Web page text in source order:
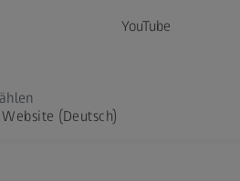
YouTube
(Deutsch)